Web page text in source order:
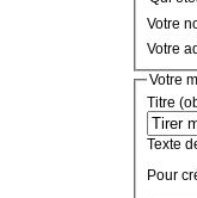
Votre
Votre
Votre
Titre
Texte
Pour